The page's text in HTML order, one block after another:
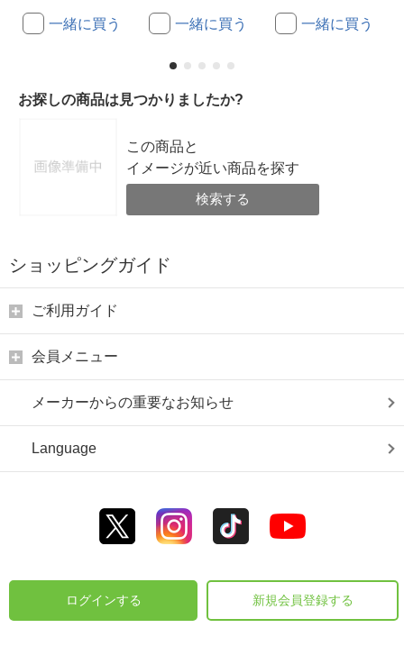
一緒に買う 一緒に買う 一緒に買う
お探しの商品は見つかりましたか?
この商品と
イメージが近い商品を探す
検索する
ショッピングガイド
ご利用ガイド
会員メニュー
メーカーからの重要なお知らせ
Language
ログインする 新規会員登録する